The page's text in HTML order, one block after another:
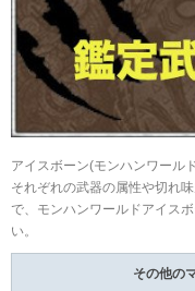
アイスボーン(モンハンワール
それぞれの武器の属性や切れ
で、モンハンワールドアイス
い。
その他の